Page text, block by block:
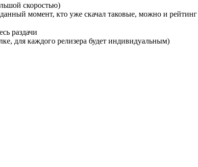
скоростью)
момент, кто уже скачал таковые, можно и
раздачи
для каждого релизера будет индивидуальным)